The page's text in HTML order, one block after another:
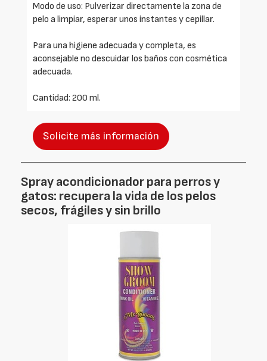
Modo de uso: Pulverizar directamente la zona de
pelo a limpiar, esperar unos instantes y cepillar.
Para una higiene adecuada y completa, es
aconsejable no descuidar los baños con cosmética
adecuada.
Cantidad: 200 ml.
Solicite más información
Spray acondicionador para perros y
gatos: recupera la vida de los pelos
secos, frágiles y sin brillo